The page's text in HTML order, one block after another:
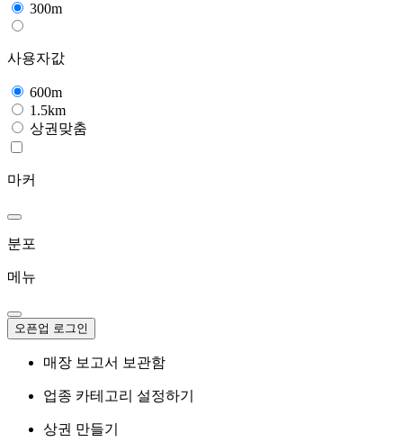
300m
사용자값
600m
1.5km
상권맞춤
마커
분포
메뉴
오픈업 로그인
매장 보고서 보관함
업종 카테고리 설정하기
상권 만들기